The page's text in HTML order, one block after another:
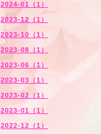
2024-01（1）
2023-12（1）
2023-10（1）
2023-08（1）
2023-06（1）
2023-03（1）
2023-02（1）
2023-01（1）
2022-12（1）